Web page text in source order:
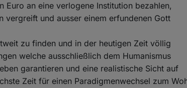
an eine verlogene Institution bezahlen,
vergreift und ausser einem erfundenen Gott
zu finden und in der heutigen Zeit völlig
welche ausschließlich dem Humanismus
garantieren und eine realistische Sicht auf
Zeit für einen Paradigmenwechsel zum